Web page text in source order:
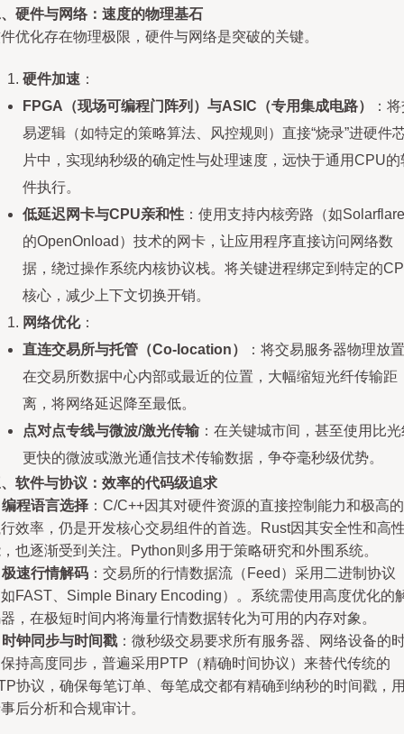
硬件与网络：速度的物理基石
优化存在物理极限，硬件与网络是突破的关键。
硬件加速 ：
FPGA（现场可编程门阵列）与ASIC（专用集成电路）
：
易逻辑（如特定的策略算法、风控规则）直接“烧录”进硬件
片中，实现纳秒级的确定性与处理速度，远快于通用CPU的
件执行。
低延迟网卡与CPU亲和性 ：使用支持内核旁路（如Solarflare
的OpenOnload）技术的网卡，让应用程序直接访问网络数
据，绕过操作系统内核协议栈。将关键进程绑定到特定的
核心，减少上下文切换开销。
网络优化：
直连交易所与托管（Co-location）
：将交易服务器物理放置
在交易所数据中心内部或最近的位置，大幅缩短光纤传输距
离，将网络延迟降至最低。
点对点专线与微波/激光传输 ：在关键城市间，甚至使用比
更快的微波或激光通信技术传输数据，争夺毫秒级优势。
软件与协议：效率的代码级追求
编程语言选择 ：C/C++因其对硬件资源的直接控制能力和极高的
效率，仍是开发核心交易组件的首选。Rust因其安全性和高
也逐渐受到关注。Python则多用于策略研究和外围系统。
极速行情解码 ：交易所的行情数据流（Feed）采用二进制协议
FAST、Simple Binary Encoding）。系统需使用高度优化的
，在极短时间内将海量行情数据转化为可用的内存对象。
时钟同步与时间戳：微秒级交易要求所有服务器、网络设备的
持高度同步，普遍采用PTP（精确时间协议）来替代传统的
协议，确保每笔订单、每笔成交都有精确到纳秒的时间戳，
后分析和合规审计。